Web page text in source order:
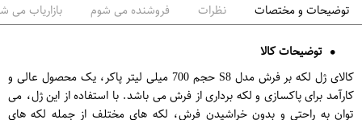
توضیحات و مختصات نظرات فروشنده می شوم بازاریاب می
توضیحات کالا
کالای ژل لکه بر فرش مدل S8 حجم 700 میلی لیتر پاکر، یک محصول عالی و
کارآمد برای پاکسازی و لکه برداری از فرش می باشد. با استفاده از این ژل، می
توان به راحتی و بدون خراشیدن فرش، لکه های مختلف از جمله لکه های